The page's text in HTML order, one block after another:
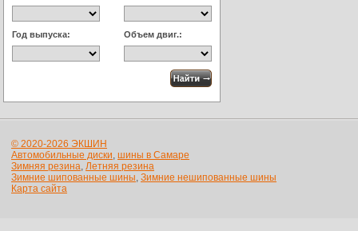
Год выпуска: Объем двиг.:
© 2020-2026 ЭКШИН
Автомобильные диски, шины в Самаре
Зимняя резина, Летняя резина
Зимние шипованные шины, Зимние нешипованные шины
Карта сайта